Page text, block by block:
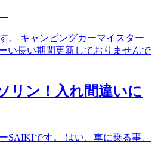
。 キャンピングカーマイスター
い長い期間更新しておりませんで
リン！入れ間違いに
SAIKIです。 はい、車に乗る事、